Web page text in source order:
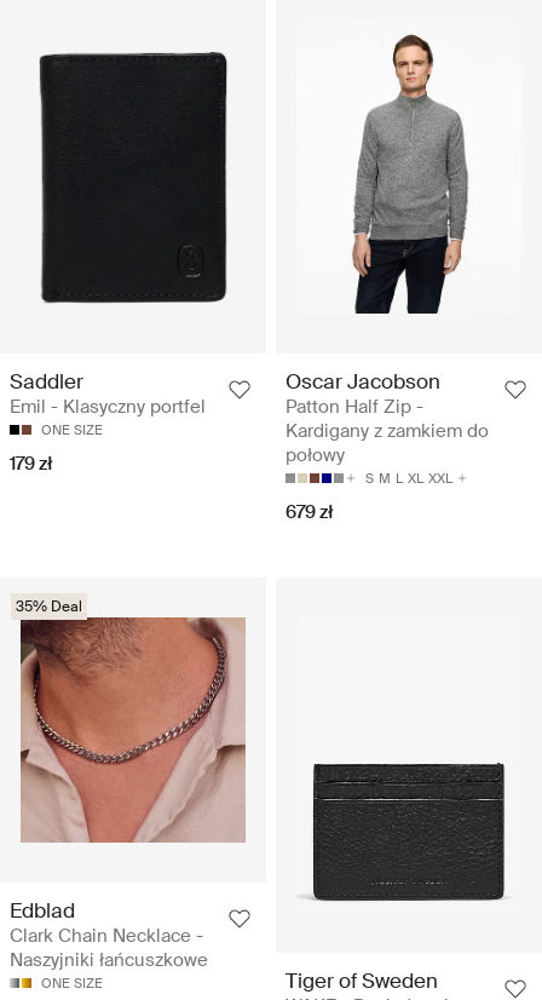
Saddler
Emil - Klasyczny portfel
ONE SIZE
179 zł
Oscar Jacobson
Patton Half Zip -
Kardigany z zamkiem do
połowy
S M L XL XXL
679 zł
35% Deal
Edblad
Clark Chain Necklace -
Naszyjniki łańcuszkowe
ONE SIZE Tiger of Sweden